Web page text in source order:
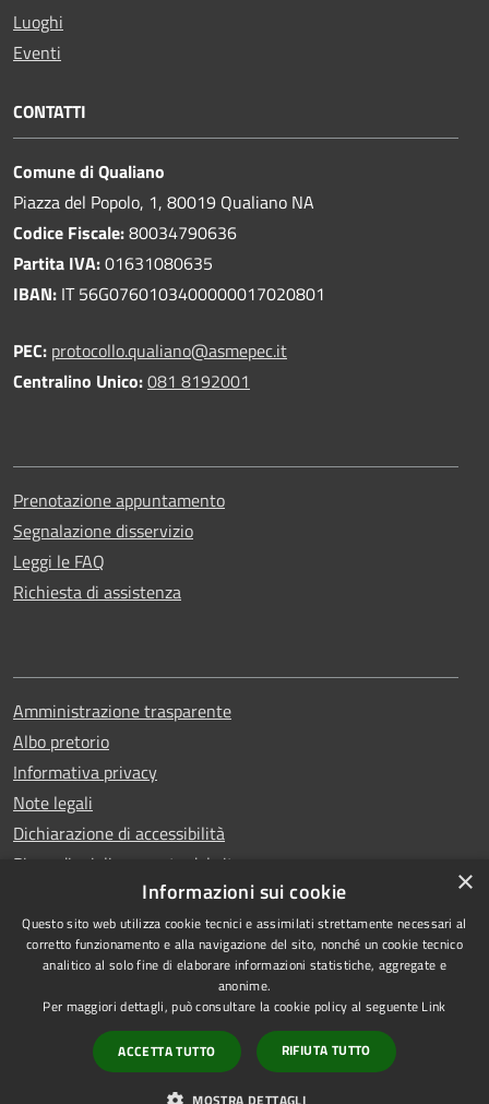
Luoghi
Eventi
CONTATTI
Comune di Qualiano
Piazza del Popolo, 1, 80019 Qualiano NA
Codice Fiscale:80034790636
Partita IVA:01631080635
IBAN: IT 56G0760103400000017020801
PEC: protocollo.qualiano@asmepec.it
Centralino Unico:081 8192001
Prenotazione appuntamento
Segnalazione disservizio
Leggi le FAQ
Richiesta di assistenza
Amministrazione trasparente
Albo pretorio
Informativa privacy
Note legali
Dichiarazione di accessibilità
Piano di miglioramento del sito
RSS
Accessibilità
Copyright © 2026 • Comune di
Qualiano • Powered by
Municipium•Accesso
redazione
×
Informazioni sui cookie
Questo sito web utilizza cookie tecnici e assimilati strettamente necessari al
corretto funzionamento e alla navigazione del sito, nonché un cookie tecnico
analitico al solo fine di elaborare informazioni statistiche, aggregate e
anonime.
Per maggiori dettagli, può consultare la cookie policy al seguente Link
ACCETTA TUTTO RIFIUTA TUTTO